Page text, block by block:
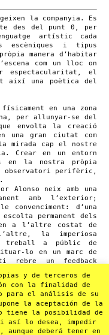
la companyia. Es
des del punt 0, per
artístic cada
escèniques i tipus
manera d’habitar
com un lloc on
espectacularitat, el
així una poètica del
en una zona
per allunyar-se del
envolta la creació
una gran ciutat com
mirada cap el nostre
Crear en un entorn
en la nostra pròpia
observatori perifèric,
Alonso neix amb una
amb l’exterior;
convenciment: d’una
permanent dels
a l’altre costat de
la imperiosa
treball a públic de
lo en un marc de
rebre un feedback
ampli d’artistes
realitza un treball
y de terceros de
con la finalidad de
para el análisis de su
la aceptación de la
tiene la posibilidad de
así lo desea, impedir
aunque deberá tener en